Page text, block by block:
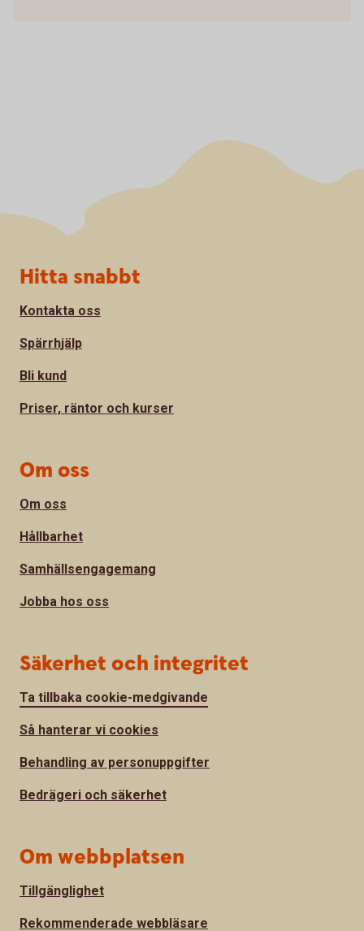
Sidfot
Hitta snabbt
Kontakta oss
Spärrhjälp
Bli kund
Priser, räntor och kurser
Om oss
Om oss
Hållbarhet
Samhällsengagemang
Jobba hos oss
Säkerhet och integritet
Ta tillbaka cookie-medgivande
Så hanterar vi cookies
Behandling av personuppgifter
Bedrägeri och säkerhet
Om webbplatsen
Tillgänglighet
Rekommenderade webbläsare